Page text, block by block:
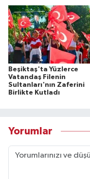
Beşiktaş'ta Yüzlerce
Vatandaş Filenin
Sultanları'nın Zaferini
Birlikte Kutladı
Yorumlar